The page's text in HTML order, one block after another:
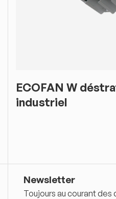
ECOFAN W
industriel
Newsletter
Toujours au courant des